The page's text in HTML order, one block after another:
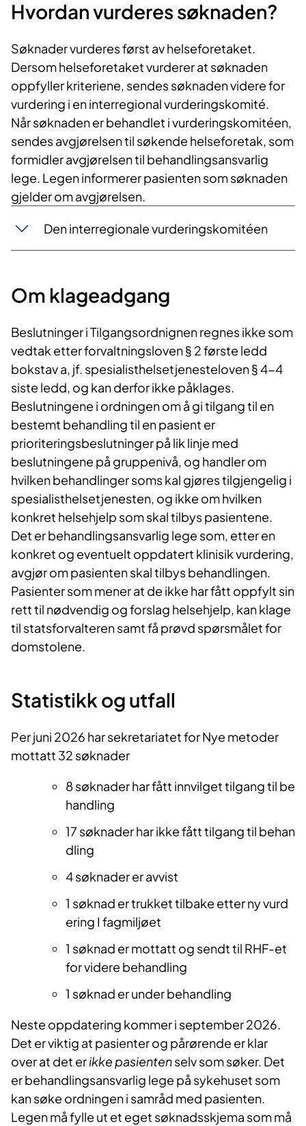
Hvordan vurderes søknaden?
Søknader vurderes først av helseforetaket.
Dersom helseforetaket vurderer at søknaden
oppfyller kriteriene, sendes søknaden videre for
vurdering i en interregional vurderingskomité.
Når søknaden er behandlet i vurderingskomitéen,
sendes avgjørelsen til søkende helseforetak, som
formidler avgjørelsen til behandlingsansvarlig
lege. Legen informerer pasienten som søknaden
gjelder om avgjørelsen.
Den interregionale vurderingskomitéen
Om klageadgang
Beslutninger i Tilgangsordnignen regnes ikke som
vedtak etter forvaltningsloven § 2 første ledd
bokstav a, jf. spesialisthelsetjenesteloven § 4-4
siste ledd, og kan derfor ikke påklages.
Beslutningene i ordningen om å gi tilgang til en
bestemt behandling til en pasient er
prioriteringsbeslutninger på lik linje med
beslutningene på gruppenivå, og handler om
hvilken behandlinger soms kal gjøres tilgjengelig i
spesialisthelsetjenesten, og ikke om hvilken
konkret helsehjelp som skal tilbys pasientene.
Det er behandlingsansvarlig lege som, etter en
konkret og eventuelt oppdatert klinisik vurdering,
avgjør om pasienten skal tilbys behandlingen.
Pasienter som mener at de ikke har fått oppfylt sin
rett til nødvendig og forslag helsehjelp, kan klage
til statsforvalteren samt få prøvd spørsmålet for
domstolene.
Statistikk og utfall
Per juni 2026 har sekretariatet for Nye metoder
mottatt 32 søknader
8 søknader har fått innvilget tilgang til be
handling​
17 søknader har ikke fått tilgang til behan
dling ​
4 søknader er avvist ​
1 søknad er trukket tilbake etter ny vurd
ering I fagmiljøet​
1 søknad er mottatt og sendt til RHF-et
for videre behandling​
1 søknad er under behandling
Neste oppdatering kommer i september 2026.
Det er viktig at pasienter og pårørende er klar
over at det erikke pasientenselv som søker. Det
er behandlingsansvarlig lege på sykehuset som
kan søke ordningen i samråd med pasienten.
Legen må fylle ut et eget søknadsskjema som må